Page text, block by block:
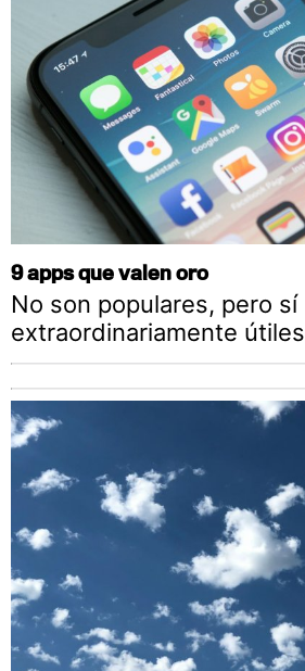
9 apps que valen oro
No son populares, pero sí
extraordinariamente útiles